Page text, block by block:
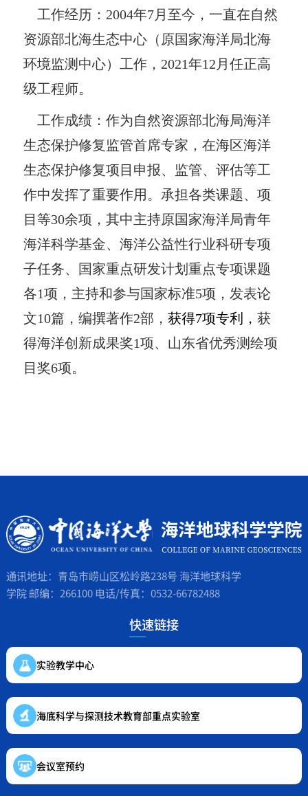
工作经历： 2004年7月至今，一直在自然
资源部北海生态中心（原国家海洋局北海
环境监测中心）工作， 2021年12 月任正高
级工程师。
工作成绩：作为自然资源部北海局海洋
生态保护修复监管首席专家，在海区海洋
生态保护修复项目申报、监管、评估等工
作中发挥了重要作用。承担各类课题、项
目等30余项，其中主持原国家海洋局青年
海洋科学基金、海洋公益性行业科研专项
子任务、国家重点研发计划重点专项课题
各1项，主持和参与国家标准5项，发表论
文10篇，编撰著作2部，获得7项专利，获
得海洋创新成果奖1项、山东省优秀测绘项
目奖6项。
通讯地址：青岛市崂山区松岭路238号 海洋地球科学
学院 邮编：266100 电话/传真：0532-66782488
快速链接
实验教学中心
海底科学与探测技术教育部重点实验室
会议室预约